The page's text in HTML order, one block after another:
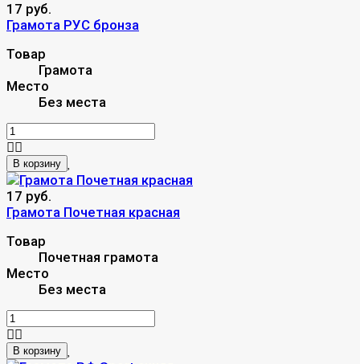
17 руб.
Грамота РУС бронза
Товар
Грамота
Место
Без места
В корзину
17 руб.
Грамота Почетная красная
Товар
Почетная грамота
Место
Без места
В корзину